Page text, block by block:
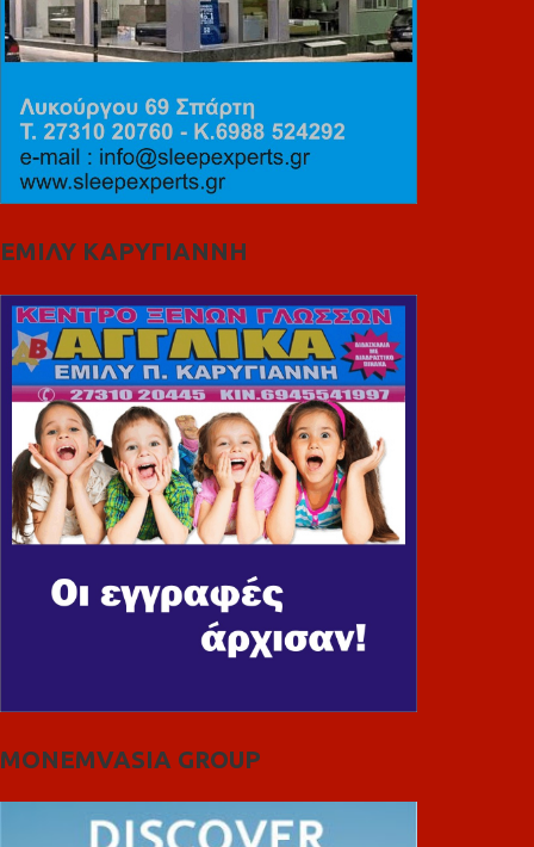
ΕΜΙΛΥ ΚΑΡΥΓΙΑΝΝΗ
MONEMVASIA GROUP